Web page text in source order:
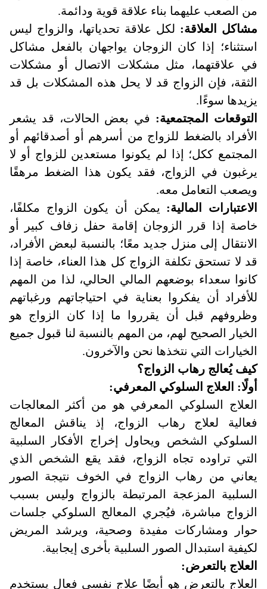
من الصعب عليهما بناء علاقة قوية ودائمة.
مشاكل العلاقة: لكل علاقة تحدياتها، والزواج ليس
استثناء؛ إذا كان الزوجان يواجهان بالفعل مشاكل
في علاقتهما، مثل مشكلات الاتصال أو مشكلات
الثقة، فإن الزواج قد لا يحل هذه المشكلات بل قد
يزيدها سوءًا.
التوقعات المجتمعية: في بعض الحالات، قد يشعر
الأفراد بالضغط للزواج من أسرهم أو أصدقائهم أو
المجتمع ككل؛ إذا لم يكونوا مستعدين للزواج أو لا
يرغبون في الزواج، فقد يكون هذا الضغط مرهقًا
ويصعب التعامل معه.
الاعتبارات المالية: يمكن أن يكون الزواج مكلفًا،
خاصة إذا قرر الزوجان إقامة حفل زفاف كبير أو
الانتقال إلى منزل جديد معًا؛ بالنسبة لبعض الأفراد،
قد لا تستحق تكلفة الزواج كل هذا العناء، خاصة إذا
كانوا سعداء بوضعهم المالي الحالي، لذا من المهم
للأفراد أن يفكروا بعناية في احتياجاتهم ورغباتهم
وظروفهم قبل أن يقرروا ما إذا كان الزواج هو
الخيار الصحيح لهم، من المهم بالنسبة لنا قبول جميع
الخيارات التي نتخذها نحن والآخرون.
كيف يُعالج رهاب الزواج؟
أولًا: العلاج السلوكي المعرفي:
العلاج السلوكي المعرفي هو من أكثر المعالجات
فعالية لعلاج رهاب الزواج، إذ يناقش المعالج
السلوكي الشخص ويحاول إخراج الأفكار السلبية
التي تراوده تجاه الزواج، فقد يقع الشخص الذي
يعاني من رهاب الزواج في الخوف نتيجة الصور
السلبية المزعجة المرتبطة بالزواج وليس بسبب
الزواج مباشرة، فيُجري المعالج السلوكي جلسات
حوار ومشاركات مفيدة وصحية، ويرشد المريض
لكيفية استبدال الصور السلبية بأخرى إيجابية.
العلاج بالتعرض:
العلاج بالتعرض هو أيضًا علاج نفسي فعال يستخدم